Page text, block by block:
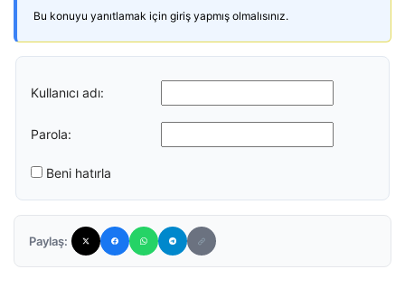
Bu konuyu yanıtlamak için giriş yapmış olmalısınız.
Kullanıcı adı:
Parola:
Beni hatırla
Paylaş: